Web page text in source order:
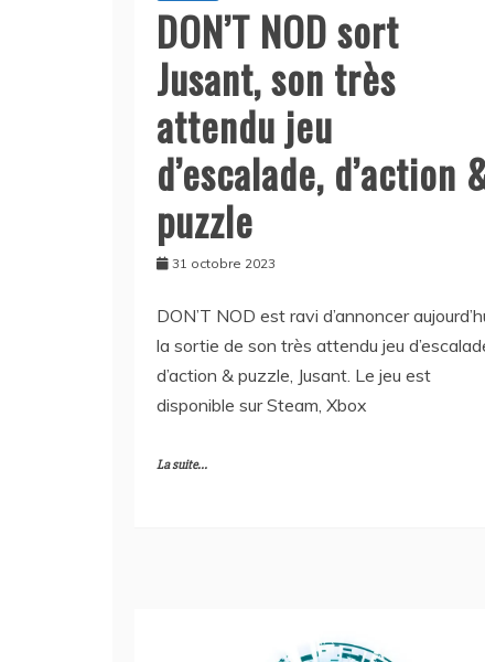
DON’T NOD sort
Jusant, son très
attendu jeu
d’escalade, d’action
puzzle
31 octobre 2023
DON’T NOD est ravi d’annoncer
la sortie de son très attendu jeu
d’action & puzzle, Jusant. Le jeu est
disponible sur Steam, Xbox
La suite...